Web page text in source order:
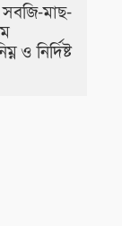
সবজি-মাছ-
ও নির্দিষ্ট